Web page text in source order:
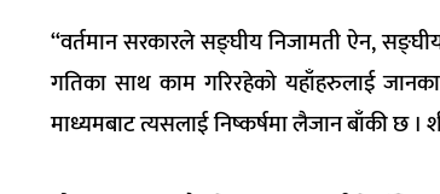
“वर्तमान सरकारले सङ्घीय निजामती ऐन,
गतिका साथ काम गरिरहेकोयहाँहरुलाई
माध्यमबाट त्यसलाई निष्कर्षमा लैजान बाँकी छ